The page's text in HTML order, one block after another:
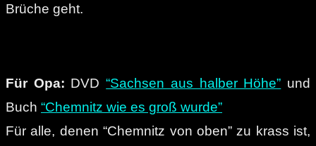
Brüche geht.
Für Opa: DVD“Sachsen aus halber Höhe” und
Buch “Chemnitz wie es groß wurde”
Für alle, denen “Chemnitz von oben” zu krass ist,